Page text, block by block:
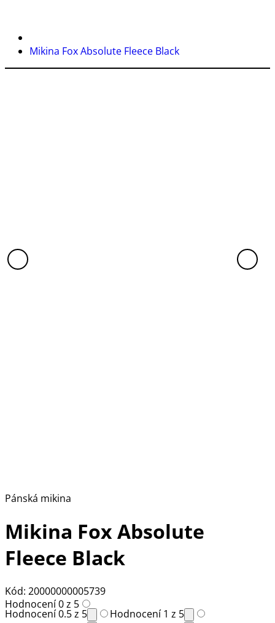
Mikina Fox Absolute Fleece Black
Pánská mikina
Mikina Fox Absolute
Fleece Black
Kód: 20000000005739
Hodnocení 0 z 5
Hodnocení 0.5 z 5
Hodnocení 1 z 5